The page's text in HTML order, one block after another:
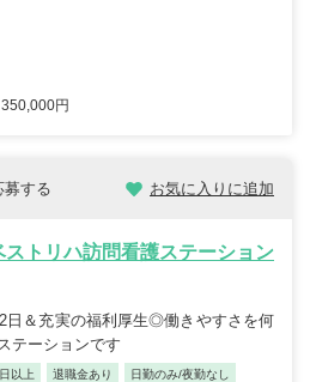
円
募する お気に入りに追加
トリハ訪問看護ステーション
日＆充実の福利厚生◎働きやすさを何
テーションです
以上 退職金あり 日勤のみ/夜勤なし